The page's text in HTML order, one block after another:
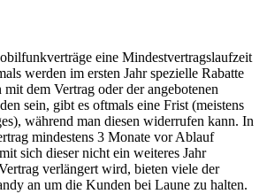
eine Mindestvertragslaufzeit
werden im ersten Jahr spezielle Rabatte
dem Vertrag oder der angebotenen
sein, gibt es oftmals eine Frist (meistens
während man diesen widerrufen kann. In
mindestens 3 Monate vor Ablauf
sich dieser nicht ein weiteres Jahr
verlängert wird, bieten viele der
an um die Kunden bei Laune zu halten.